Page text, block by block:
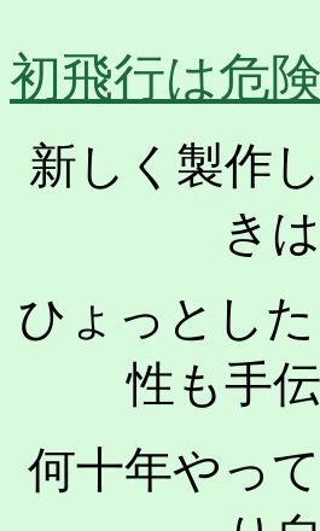
初飛行は危険
新しく製作
き
ひょっとし
性も手
何十年やっ